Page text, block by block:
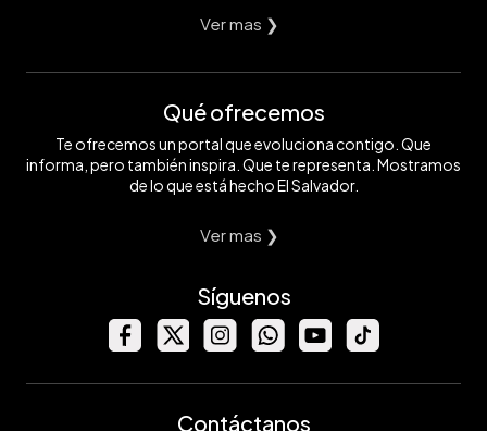
Ver mas ❯
Qué ofrecemos
Te ofrecemos un portal que evoluciona contigo. Que
informa, pero también inspira. Que te representa. Mostramos
de lo que está hecho El Salvador.
Ver mas ❯
Síguenos
Contáctanos